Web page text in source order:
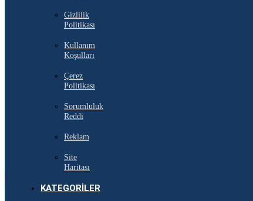
Gizlilik
Politikası
Kullanım
Koşulları
Çerez
Politikası
Sorumluluk
Reddi
Reklam
Site
Haritası
KATEGORILER